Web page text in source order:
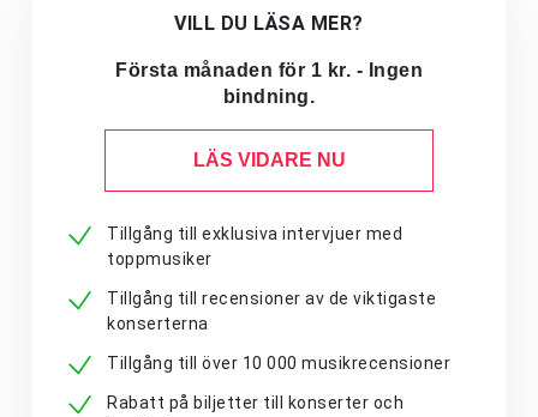
VILL DU LÄSA MER?
Första månaden för 1 kr. - Ingen
bindning.
LÄS VIDARE NU
Tillgång till exklusiva intervjuer med
toppmusiker
Tillgång till recensioner av de viktigaste
konserterna
Tillgång till över 10 000 musikrecensioner
Rabatt på biljetter till konserter och